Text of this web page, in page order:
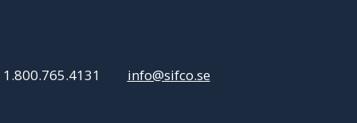
1.800.765.4131 info@sifco.se